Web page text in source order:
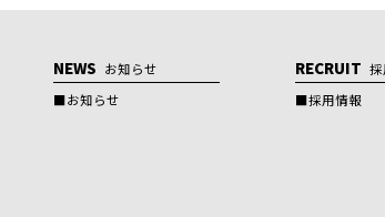
NEWS お知らせ
お知らせ
RECRUIT
採用情報